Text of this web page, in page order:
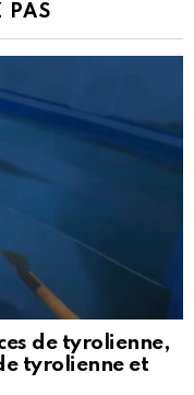
PAS
de tyrolienne,
tyrolienne et